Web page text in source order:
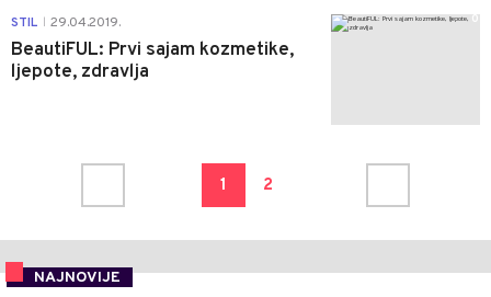
STIL 29.04.2019.
BeautiFUL: Prvi sajam kozmetike,
ljepote, zdravlja
0
1 2
NAJNOVIJE